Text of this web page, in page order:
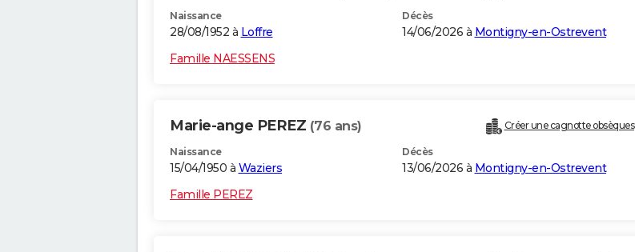
Naissance
28/08/1952 à Loffre
Décès
14/06/2026 à Montigny-en-Ostrevent
Famille NAESSENS
Marie-ange PEREZ (76 ans) Créer une cagnotte obsèques
Naissance
15/04/1950 à Waziers
Décès
13/06/2026 à Montigny-en-Ostrevent
Famille PEREZ